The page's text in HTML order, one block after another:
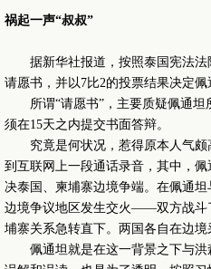
祸起一声“叔叔”
据新华社报道，按照泰国宪法法
请愿书，并以7比2的投票结果决定
所谓“请愿书”，主要质疑佩通坦
须在15天之内提交书面答辩。
究竟是何状况，惹得原本人气颇
到互联网上一段通话录音，其中，
决泰国、柬埔寨边境争端。在佩通
边境争议地区发生交火——双方战斗
埔寨关系急转直下。两国各自在边境
佩通坦就是在这一背景之下与洪